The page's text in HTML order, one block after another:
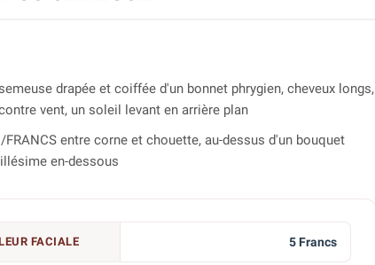
drapée et coiffée d'un bonnet phrygien, cheveux longs,
vent, un soleil levant en arrière plan
FRANCS entre corne et chouette, au-dessus d'un bouquet
en-dessous
FACIALE 5 Francs